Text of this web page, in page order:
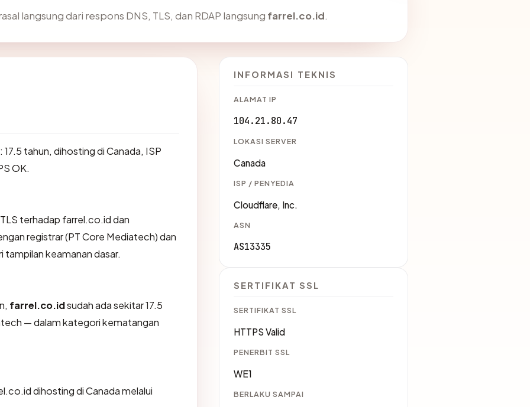
langsung dari respons DNS, TLS, dan RDAP langsung farrel.co.id.
: 17.5 tahun, dihosting di Canada, ISP
OK.
terhadap farrel.co.id dan
registrar (PT Core Mediatech) dan
tampilan keamanan dasar.
farrel.co.idsudah ada sekitar 17.5
— dalam kategori kematangan
dihosting di Canada melalui
INFORMASI TEKNIS
ALAMAT IP
104.21.80.47
LOKASI SERVER
Canada
ISP / PENYEDIA
Cloudflare, Inc.
ASN
AS13335
SERTIFIKAT SSL
SERTIFIKAT SSL
HTTPS Valid
PENERBIT SSL
WE1
BERLAKU SAMPAI